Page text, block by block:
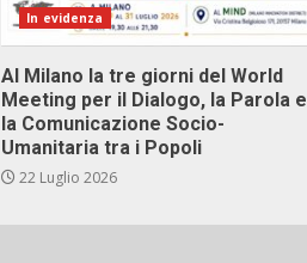
In evidenza
Al Milano la tre giorni del World
Meeting per il Dialogo, la Parola e
la Comunicazione Socio-
Umanitaria tra i Popoli
22 Luglio 2026